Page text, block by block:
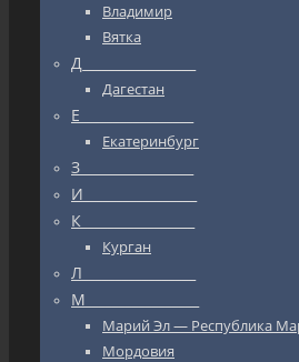
Владимир
Вятка
Д_________________
Дагестан
Е_________________
Екатеринбург
З_________________
И_________________
К_________________
Курган
Л_________________
М_________________
Марий Эл — Республика
Мордовия